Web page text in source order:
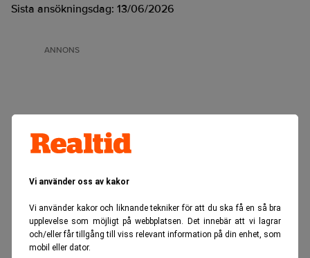
Vi använder oss av kakor
Vi använder kakor och liknande tekniker för att du ska få en så bra
upplevelse som möjligt på webbplatsen. Det innebär att vi lagrar
och/eller får tillgång till viss relevant information på din enhet, som
mobil eller dator.
Sista ansökningsdag: 13/06/2026
ANNONS